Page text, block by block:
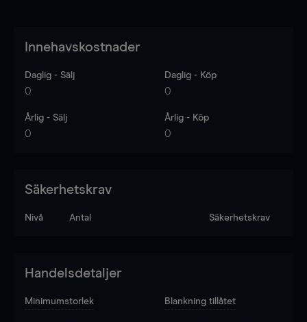
Innehavskostnader
Daglig - Sälj
0
Daglig - Köp
0
Årlig - Sälj
0
Årlig - Köp
0
Säkerhetskrav
Nivå Antal Säkerhetskrav
Handelsdetaljer
Minimumstorlek Blankning tillåtet